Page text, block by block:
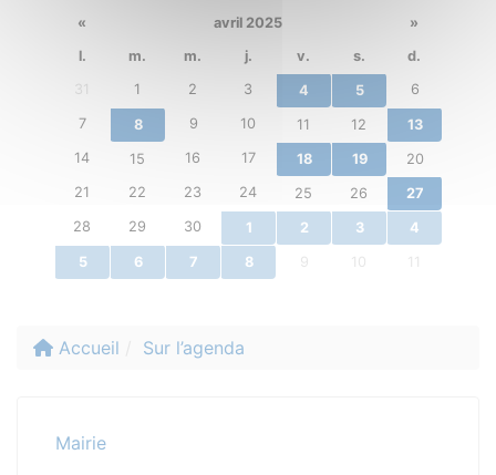
« avril 2025
»
l.
m. m. j. v. s.
d.
31
1 2 3 4 5 6
7 8 9 10 11 12
13
14
15 16 17 18 19
20
21
22 23 24 25 26
27
28
29 30 1 2 3 4
5 6 7 8 9 10
Accueil Sur l’agenda
Mairie